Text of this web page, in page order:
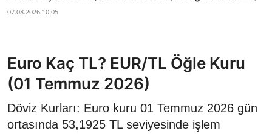
07.08.2026 10:05
Euro Kaç TL? EUR/TL Öğle Kuru
(01 Temmuz 2026)
Döviz Kurları: Euro kuru 01 Temmuz 2026 gün
ortasında 53,1925 TL seviyesinde işlem